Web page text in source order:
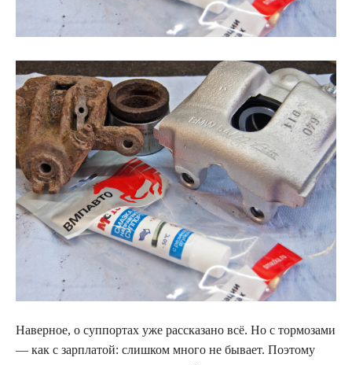
Наверное, о суппортах уже рассказано всё. Но с тормозами
— как с зарплатой: слишком много не бывает. Поэтому